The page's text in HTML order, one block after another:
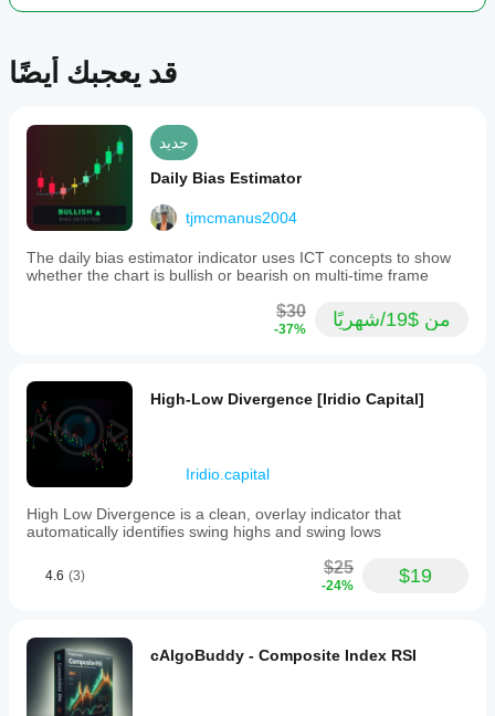
قد يعجبك أيضًا
جديد
Daily Bias Estimator
tjmcmanus2004
The daily bias estimator indicator uses ICT concepts to show
whether the chart is bullish or bearish on multi-time frame
$30
-37% من $19/شهريًا
High-Low Divergence [Iridio Capital]
Iridio.capital
High Low Divergence is a clean, overlay indicator that
automatically identifies swing highs and swing lows
4.6 (3) $25
-24% $19
cAlgoBuddy - Composite Index RSI